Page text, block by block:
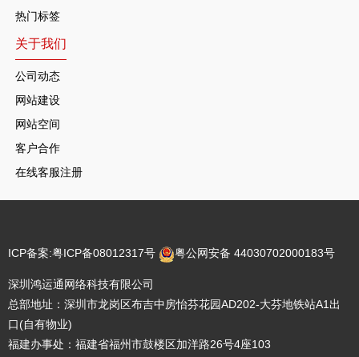
热门标签
关于我们
公司动态
网站建设
网站空间
客户合作
在线客服注册
ICP备案:粤ICP备08012317号 粤公网安备 44030702000183号
深圳鸿运通网络科技有限公司
总部地址：深圳市龙岗区布吉中房怡芬花园AD202-大芬地铁站A1出
口(自有物业)
福建办事处：福建省福州市鼓楼区加洋路26号4座103